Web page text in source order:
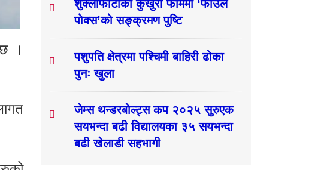
।
शुक्लाफाँटाका कुखुरा फार्ममा ‘फाउल
पोक्स’को सङ्क्रमण पुष्टि
पशुपति क्षेत्रमा पश्चिमी बाहिरी ढोका
पुनः खुला
जेम्स थन्डरबोल्ट्स कप २०२५ सुरुएक
सयभन्दा बढी विद्यालयका ३५ सयभन्दा
बढी खेलाडी सहभागी